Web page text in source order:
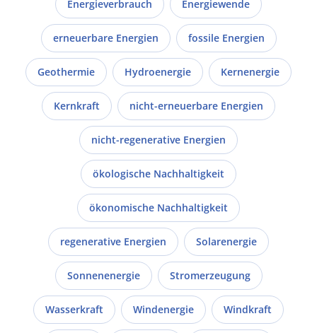
Energieverbrauch Energiewende
erneuerbare Energien fossile Energien
Geothermie Hydroenergie Kernenergie
Kernkraft nicht-erneuerbare Energien
nicht-regenerative Energien
ökologische Nachhaltigkeit
ökonomische Nachhaltigkeit
regenerative Energien Solarenergie
Sonnenenergie Stromerzeugung
Wasserkraft Windenergie Windkraft